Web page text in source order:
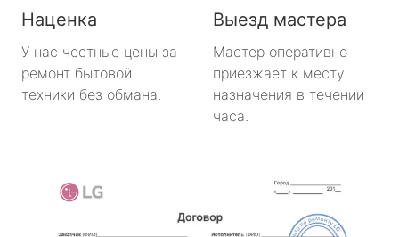
Наценка
У нас честные цены за
ремонт бытовой
техники без обмана.
Выезд мастера
Мастер оперативно
приезжает к месту
назначения в течении
часа.